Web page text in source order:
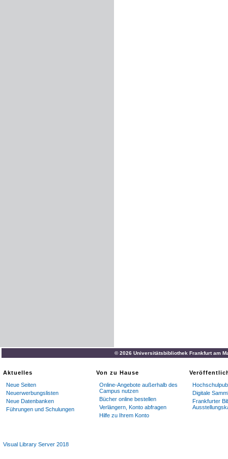
© 2026 Universitätsbibliothek Frankfurt am
Aktuelles
Neue Seiten
Neuerwerbungslisten
Neue Datenbanken
Führungen und Schulungen
Von zu Hause
Online-Angebote außerhalb des
Campus nutzen
Bücher online bestellen
Verlängern, Konto abfragen
Hilfe zu Ihrem Konto
Digitale
Frankfurter
Visual Library Server 2018